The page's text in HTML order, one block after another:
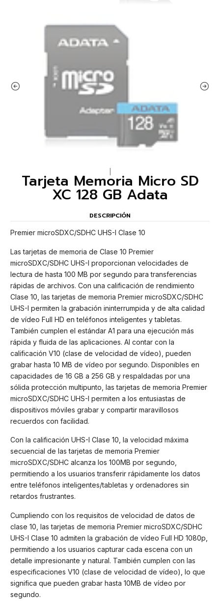
Tarjeta Memoria Micro SD
XC 128 GB Adata
DESCRIPCIÓN
Premier microSDXC/SDHC UHS-I Clase 10
Las tarjetas de memoria de Clase 10 Premier
microSDXC/SDHC UHS-I proporcionan velocidades de
lectura de hasta 100 MB por segundo para transferencias
rápidas de archivos. Con una calificación de rendimiento
Clase 10, las tarjetas de memoria Premier microSDXC/SDHC
UHS-I permiten la grabación ininterrumpida y de alta calidad
de vídeo Full HD en teléfonos inteligentes y tabletas.
También cumplen el estándar A1 para una ejecución más
rápida y fluida de las aplicaciones. Al contar con la
calificación V10 (clase de velocidad de vídeo), pueden
grabar hasta 10 MB de vídeo por segundo. Disponibles en
capacidades de 16 GB a 256 GB y respaldadas por una
sólida protección multipunto, las tarjetas de memoria Premier
microSDXC/SDHC UHS-I permiten a los entusiastas de
dispositivos móviles grabar y compartir maravillosos
recuerdos con facilidad.
Con la calificación UHS-I Clase 10, la velocidad máxima
secuencial de las tarjetas de memoria Premier
microSDXC/SDHC alcanza los 100MB por segundo,
permitiendo a los usuarios transferir rápidamente los datos
entre teléfonos inteligentes/tabletas y ordenadores sin
retardos frustrantes.
Cumpliendo con los requisitos de velocidad de datos de
clase 10, las tarjetas de memoria Premier microSDXC/SDHC
UHS-I Clase 10 admiten la grabación de vídeo Full HD 1080p,
permitiendo a los usuarios capturar cada escena con un
detalle impresionante y natural. También cumplen con las
especificaciones V10 (clase de velocidad de vídeo), lo que
significa que pueden grabar hasta 10MB de vídeo por
segundo.